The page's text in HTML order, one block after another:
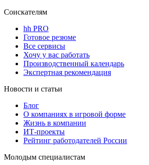
Соискателям
hh PRO
Готовое резюме
Все сервисы
Хочу у вас работать
Производственный календарь
Экспертная рекомендация
Новости и статьи
Блог
О компаниях в игровой форме
Жизнь в компании
ИТ-проекты
Рейтинг работодателей России
Молодым специалистам